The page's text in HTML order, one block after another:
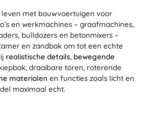
met bouwvoertuigen voor
en werkmachines – graafmachines,
bulldozers en betonmixers –
en zandbak om tot een echte
realistische details, bewegende
draaibare toren, roterende
materialen en functies zoals licht en
maximaal echt.
je plastic autootjes voor in het zand,
bouwmachines, houten